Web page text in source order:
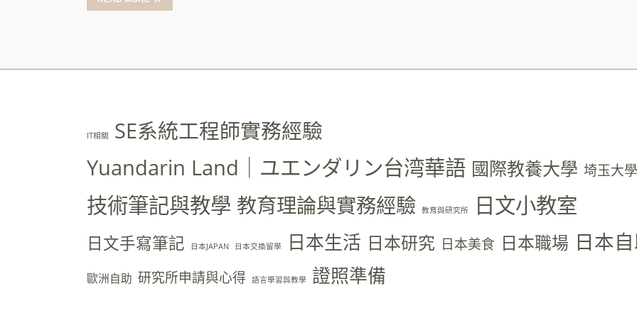
IT相關 SE系統工程師實務經驗
Yuandarin Land｜ユエンダリン台湾華語 國際教養大學 埼玉大學
技術筆記與教學 教育理論與實務經驗 教育與研究所 日文小教室
日文手寫筆記 日本JAPAN 日本交換留學 日本生活 日本研究 日本美食 日本職場 日本
歐洲自助 研究所申請與心得 語言學習與教學 證照準備